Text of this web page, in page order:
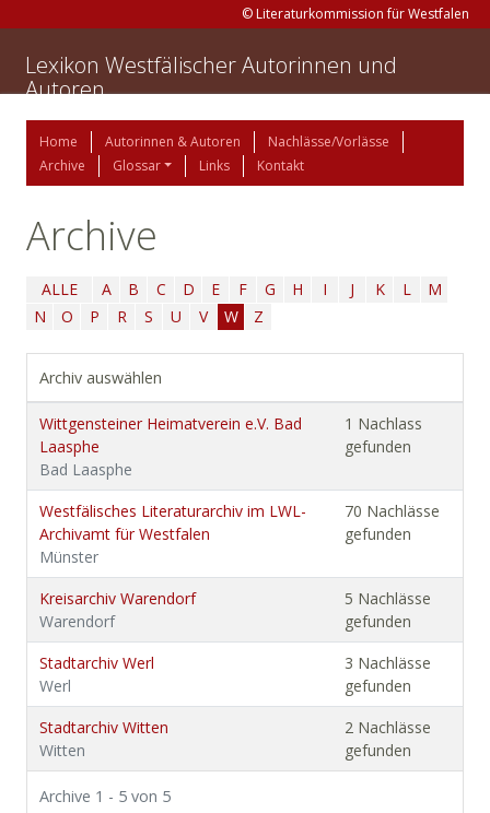
© Literaturkommission für Westfalen
Lexikon Westfälischer Autorinnen und
Autoren
Home Autorinnen & Autoren
Nachlässe/Vorlässe
Archive
Glossar Links Kontakt
Archive
ALLE A B C D E F G H I J K L
M
N
O P R S U V W Z
Archiv auswählen
Wittgensteiner Heimatverein e.V. Bad
Laasphe
Bad Laasphe
1 Nachlass
gefunden
Westfälisches Literaturarchiv im LWL-
Archivamt für Westfalen
Münster
70 Nachlässe
gefunden
Kreisarchiv Warendorf
Warendorf
5 Nachlässe
gefunden
Stadtarchiv Werl
Werl
3 Nachlässe
gefunden
Stadtarchiv Witten
Witten
2 Nachlässe
gefunden
Archive 1 - 5 von 5